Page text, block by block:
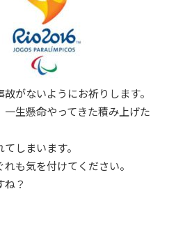
がないようにお祈りします。
生懸命やってきた積み上げた
しまいます。
も気を付けてください。
？